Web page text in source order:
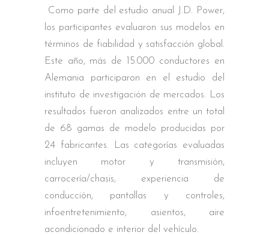
Como parte del estudio anual J.D. Power,
los participantes evaluaron sus modelos en
términos de fiabilidad y satisfacción global.
Este año, más de 15.000 conductores en
Alemania participaron en el estudio del
instituto de investigación de mercados. Los
resultados fueron analizados entre un total
de 68 gamas de modelo producidas por
24 fabricantes. Las categorías evaluadas
incluyen motor y transmisión,
carrocería/chasis, experiencia de
conducción, pantallas y controles,
infoentretenimiento, asientos, aire
acondicionado e interior del vehículo.